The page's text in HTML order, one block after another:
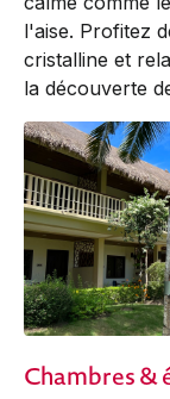
l'aise. Profitez
cristalline et
la découverte
Chambres &